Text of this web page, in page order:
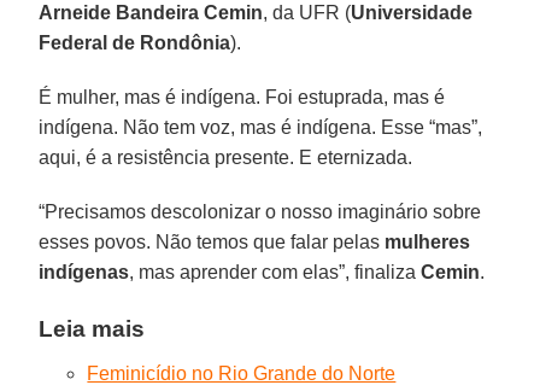
Arneide Bandeira Cemin, da UFR (Universidade
Federal de Rondônia).
É mulher, mas é indígena. Foi estuprada, mas é
indígena. Não tem voz, mas é indígena. Esse “mas”,
aqui, é a resistência presente. E eternizada.
“Precisamos descolonizar o nosso imaginário sobre
esses povos. Não temos que falar pelas mulheres
indígenas, mas aprender com elas”, finalizaCemin.
Leia mais
Feminicídio no Rio Grande do Norte